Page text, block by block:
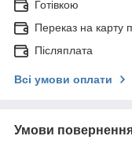
Готівкою
Переказ на карту
Післяплата
Всі умови оплати
Умови